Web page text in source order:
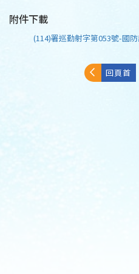
附件下載
(114)署巡勤射字第053號-國
回頁首